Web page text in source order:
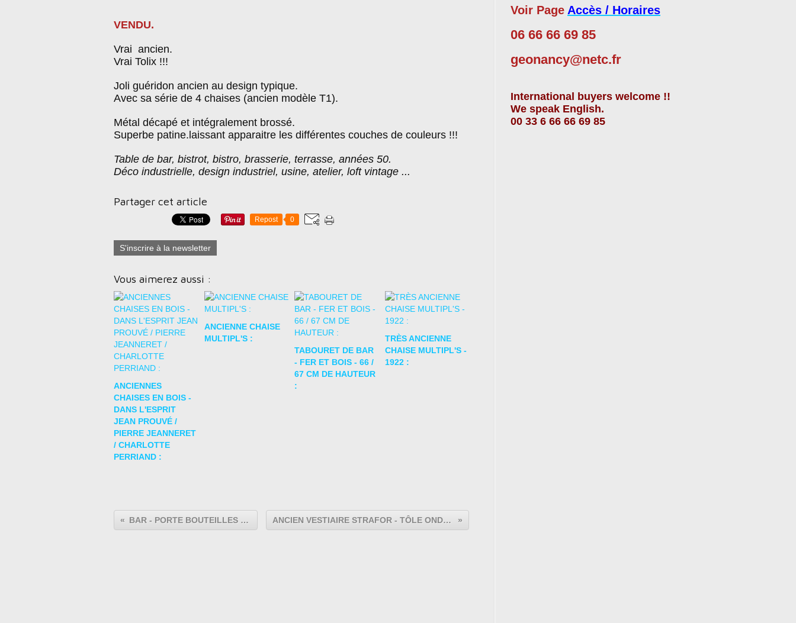
VENDU.
Vrai ancien.
Vrai Tolix !!!
Joli guéridon ancien au design typique.
Avec sa série de 4 chaises (ancien modèle T1).
Métal décapé et intégralement brossé.
Superbe patine.laissant apparaitre les différentes couches de couleurs !!!
Table de bar, bistrot, bistro, brasserie, terrasse, années 50.
Déco industrielle, design industriel, usine, atelier, loft vintage ...
Partager cet article
Repost 0
S'inscrire à la newsletter
Vous aimerez aussi :
ANCIENNES
CHAISES EN BOIS -
DANS L'ESPRIT
JEAN PROUVÉ /
PIERRE JEANNERET
/ CHARLOTTE
PERRIAND :
ANCIENNE CHAISE
MULTIPL'S :
TABOURET DE BAR
- FER ET BOIS - 66 /
67 CM DE HAUTEUR
:
TRÈS ANCIENNE
CHAISE MULTIPL'S -
1922 :
BAR - PORTE BOUTEILLES - CAVE A VIN : ANCIEN VESTIAIRE STRAFOR - TÔLE ONDULÉE - 4 PORTES :
Voir Page Accès / Horaires
06 66 66 69 85
geonancy@netc.fr
International buyers welcome !!
We speak English.
00 33 6 66 66 69 85